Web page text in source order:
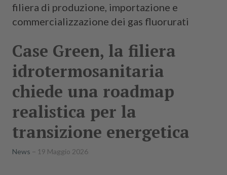
filiera di produzione, importazione e
commercializzazione dei gas fluorurati
Case Green, la filiera
idrotermosanitaria
chiede una roadmap
realistica per la
transizione energetica
News 19 Maggio 2026